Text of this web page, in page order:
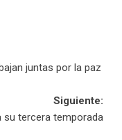
juntas por la paz
Siguiente:
su tercera temporada